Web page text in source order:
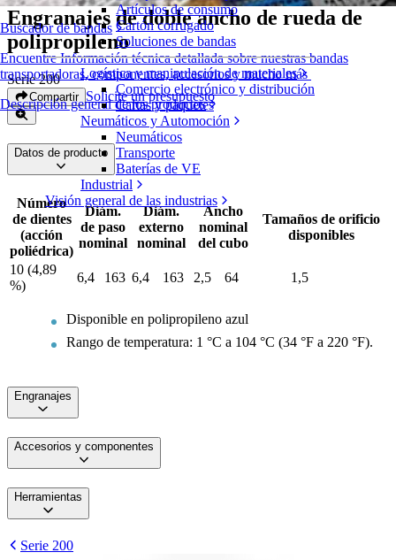
Buscador de bandas
Encuentre Información técnica detallada sobre nuestras bandas
transportadoras, componentes, accesorios y mucho más
Descripción general de los productos
Artículos de consumo
Cartón corrugado
Soluciones de bandas
Logística y manipulación de materiales
Comercio electrónico y distribución
Cartas y paquetes
Neumáticos y Automoción
Neumáticos
Transporte
Baterías de VE
Industrial
Visión general de las industrias
Engranajes de doble ancho de rueda de
polipropileno
Serie 200
Compartir Solicite un presupuesto
Datos de producto
Número
de dientes
(acción
poliédrica)
Diám.
de paso
nominal
Diám.
externo
nominal
Ancho
nominal
del cubo
Tamaños de orificio
disponibles
10 (4,89
%)
6,4 163 6,4 163 2,5 64 1,5
Disponible en polipropileno azul
Rango de temperatura: 1 °C a 104 °C (34 °F a 220 °F).
Engranajes
Accesorios y componentes
Herramientas
Serie 200